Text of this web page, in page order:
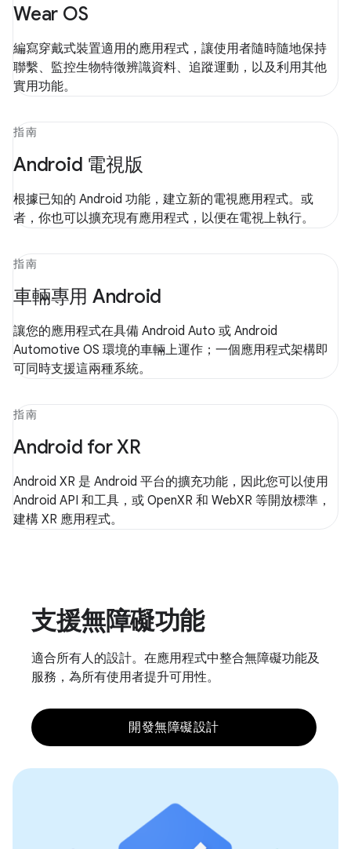
Wear OS
編寫穿戴式裝置適用的應用程式，讓使用者隨時隨地保持
聯繫、監控生物特徵辨識資料、追蹤運動，以及利用其他
實用功能。
指南
Android 電視版
根據已知的 Android 功能，建立新的電視應用程式。或
者，你也可以擴充現有應用程式，以便在電視上執行。
指南
車輛專用 Android
讓您的應用程式在具備 Android Auto 或 Android
Automotive OS 環境的車輛上運作；一個應用程式架構即
可同時支援這兩種系統。
指南
Android for XR
Android XR 是 Android 平台的擴充功能，因此您可以使用
Android API 和工具，或 OpenXR 和 WebXR 等開放標準，
建構 XR 應用程式。
支援無障礙功能
適合所有人的設計。在應用程式中整合無障礙功能及
服務，為所有使用者提升可用性。
開發無障礙設計